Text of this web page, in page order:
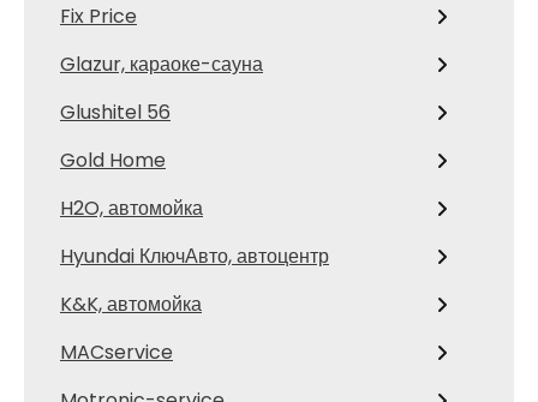
Fix Price
Glazur, караоке-сауна
Glushitel 56
Gold Home
H2O, автомойка
Hyundai КлючАвто, автоцентр
K&K, автомойка
MACservice